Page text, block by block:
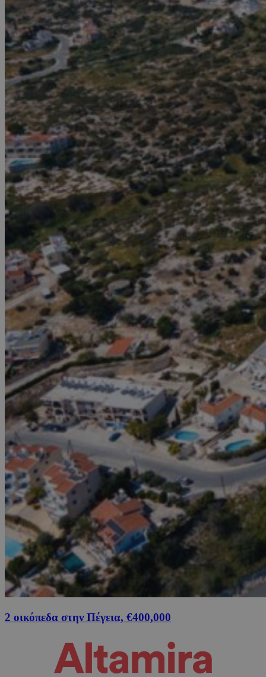
2 οικόπεδα στην Πέγεια, €400,000